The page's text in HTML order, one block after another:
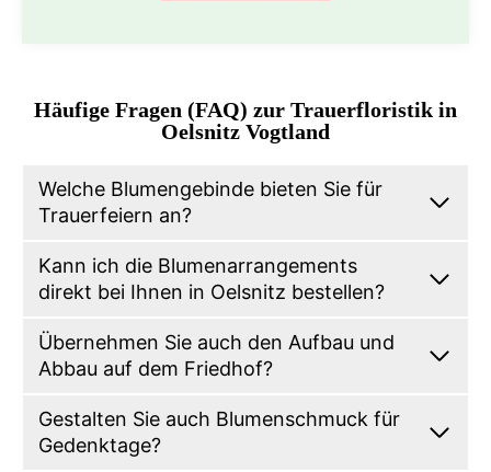
Häufige Fragen (FAQ) zur Trauerfloristik in
Oelsnitz Vogtland
Welche Blumengebinde bieten Sie für
Trauerfeiern an?
Kann ich die Blumenarrangements
direkt bei Ihnen in Oelsnitz bestellen?
Übernehmen Sie auch den Aufbau und
Abbau auf dem Friedhof?
Gestalten Sie auch Blumenschmuck für
Gedenktage?